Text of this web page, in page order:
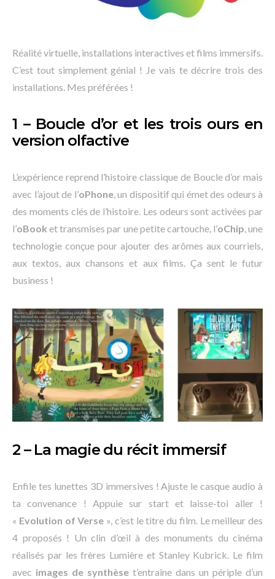
Réalité virtuelle, installations interactives et films immersifs.
C’est tout simplement génial ! Je vais te décrire trois des
installations. Mes préférées !
1 – Boucle d’or et les trois ours en
version olfactive
L’expérience reprend l’histoire classique de Boucle d’or mais
avec l’ajout de l’oPhone, un dispositif qui émet des odeurs à
des moments clés de l’histoire. Les odeurs sont activées par
l’oBook et transmises par une petite cartouche, l’oChip , une
technologie conçue pour ajouter des arômes aux courriels,
aux textos, aux chansons et aux films. Ça sent le futur
business !
2 – La magie du récit immersif
Enfile tes lunettes 3D immersives ! Ajuste le casque audio à
ta convenance ! Appuie sur start et laisse-toi aller !
« Evolution of Verse », c’est le titre du film. Le meilleur des
4 proposés ! Un clin d’œil à des monuments du cinéma
réalisés par les frères Lumière et Stanley Kubrick. Le film
avec images de synthèse t’entraîne dans un périple d’un